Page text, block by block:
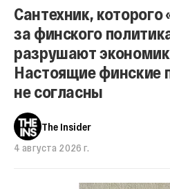
Сантехник,
за финского
разрушают
Настоящие финские
не согласны
The Insider
4 августа 2026 г.